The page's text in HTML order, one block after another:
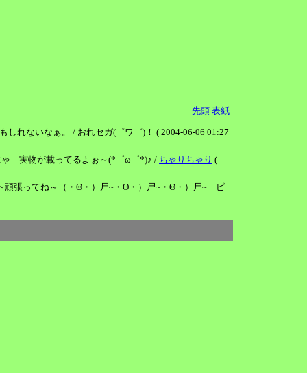
先頭 表紙
れないなぁ。 / おれセガ(゜ワ゜)！ ( 2004-06-06 01:27
ゃ 実物が載ってるよぉ～(*゜ω゜*)♪ / ちゃりちゃり (
頑張ってね～（・Θ・）尸~・Θ・）尸~・Θ・）尸~ ピ